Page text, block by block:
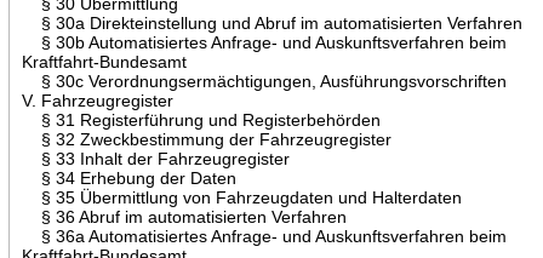
§ 30a Direkteinstellung und Abruf im automatisierten Verfahren
§ 30b Automatisiertes Anfrage- und Auskunftsverfahren beim
Kraftfahrt-Bundesamt
§ 30c Verordnungsermächtigungen, Ausführungsvorschriften
V. Fahrzeugregister
§ 31 Registerführung und Registerbehörden
§ 32 Zweckbestimmung der Fahrzeugregister
§ 33 Inhalt der Fahrzeugregister
§ 34 Erhebung der Daten
§ 35 Übermittlung von Fahrzeugdaten und Halterdaten
§ 36 Abruf im automatisierten Verfahren
§ 36a Automatisiertes Anfrage- und Auskunftsverfahren beim